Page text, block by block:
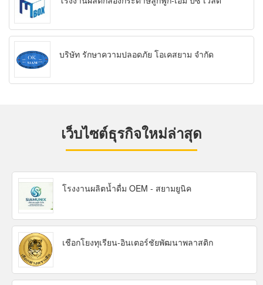
บริษัท รักษาความปลอดภัย โอเคสยาม จำกัด
เว็บไซต์ธุรกิจใหม่ล่าสุด
โรงงานผลิตน้ำดื่ม OEM - สยามยูนิค
เชือกโยงทุเรียน-อินเตอร์ชัยพัฒนาพลาสติก